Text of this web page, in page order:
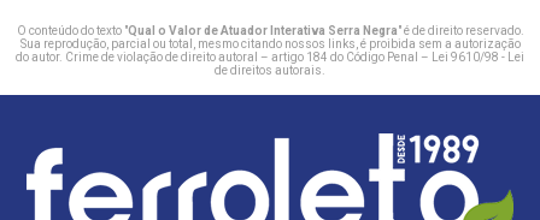
O conteúdo do texto "Qual o Valor de Atuador Interativa Serra Negra" é de direito reservado.
Sua reprodução, parcial ou total, mesmo citando nossos links, é proibida sem a autorização
do autor. Crime de violação de direito autoral – artigo 184 do Código Penal –
Lei 9610/98 - Lei
de direitos autorais